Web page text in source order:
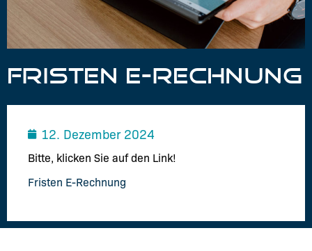
FRISTEN E-RECHNUNG
12. Dezember 2024
Bitte, klicken Sie auf den Link!
Fristen E-Rechnung